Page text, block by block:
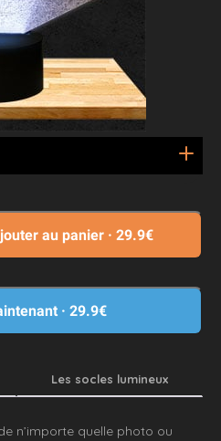
au panier · 29.9€
· 29.9€
Les socles lumineux
n’importe quelle photo ou